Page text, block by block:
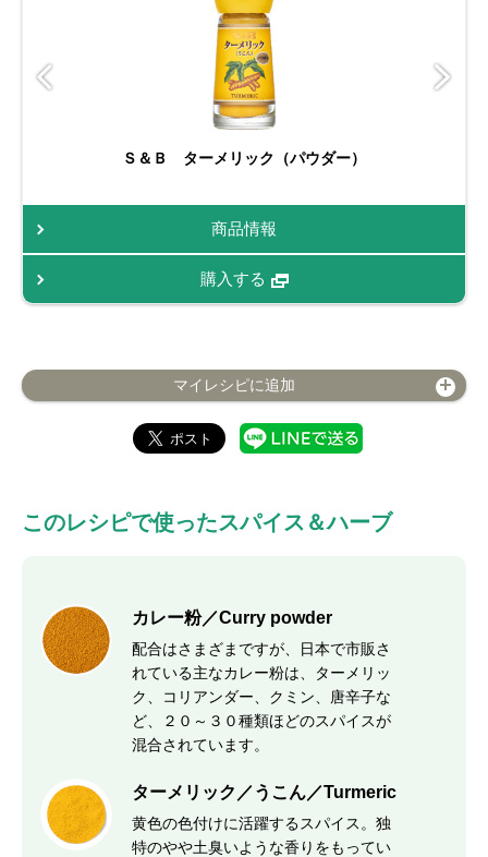
Ｓ＆Ｂ ターメリック（パウダー）
商品情報
購入する
マイレシピに追加
このレシピで使ったスパイス＆ハーブ
カレー粉／Curry powder
配合はさまざまですが、日本で市販さ
れている主なカレー粉は、ターメリッ
ク、コリアンダー、クミン、唐辛子な
ど、２０～３０種類ほどのスパイスが
混合されています。
ターメリック／うこん／Turmeric
黄色の色付けに活躍するスパイス。独
特のやや土臭いような香りをもってい